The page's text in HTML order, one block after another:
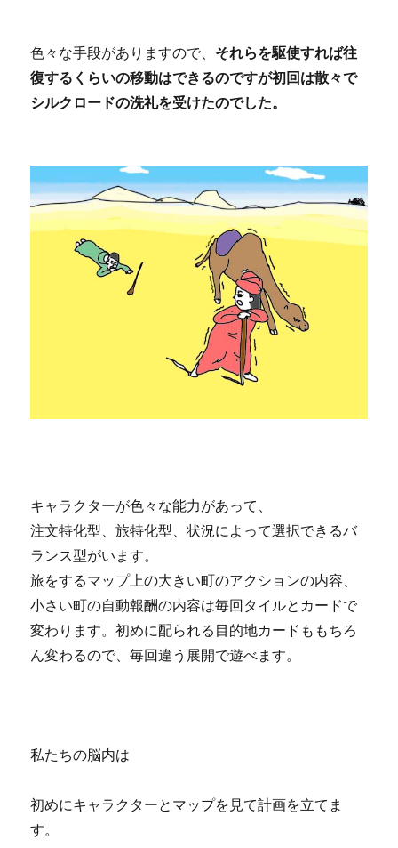
色々な手段がありますので、 それらを駆使すれば往
復するくらいの移動はできるのですが初回は散々で
シルクロードの洗礼を受けたのでした。
キャラクターが色々な能力があって、
注文特化型、旅特化型、状況によって選択できるバ
ランス型がいます。
旅をするマップ上の大きい町のアクションの内容、
小さい町の自動報酬の内容は毎回タイルとカードで
変わります。初めに配られる目的地カードももちろ
ん変わるので、毎回違う展開で遊べます。
私たちの脳内は
初めにキャラクターとマップを見て計画を立てま
す。